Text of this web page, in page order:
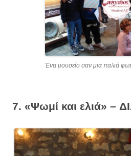
Ένα μουσείο σαν μια παλιά
7. «Ψωμί και ελιά» –